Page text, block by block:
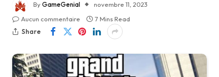
ByGameGenial
novembre 11, 2023
Aucun commentaire
7 Mins Read
Share